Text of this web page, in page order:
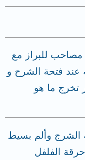
للبراز مع
عند فتحة الشرح و
تخرج ما هو
وألم بسيط
حرقة الفلفل